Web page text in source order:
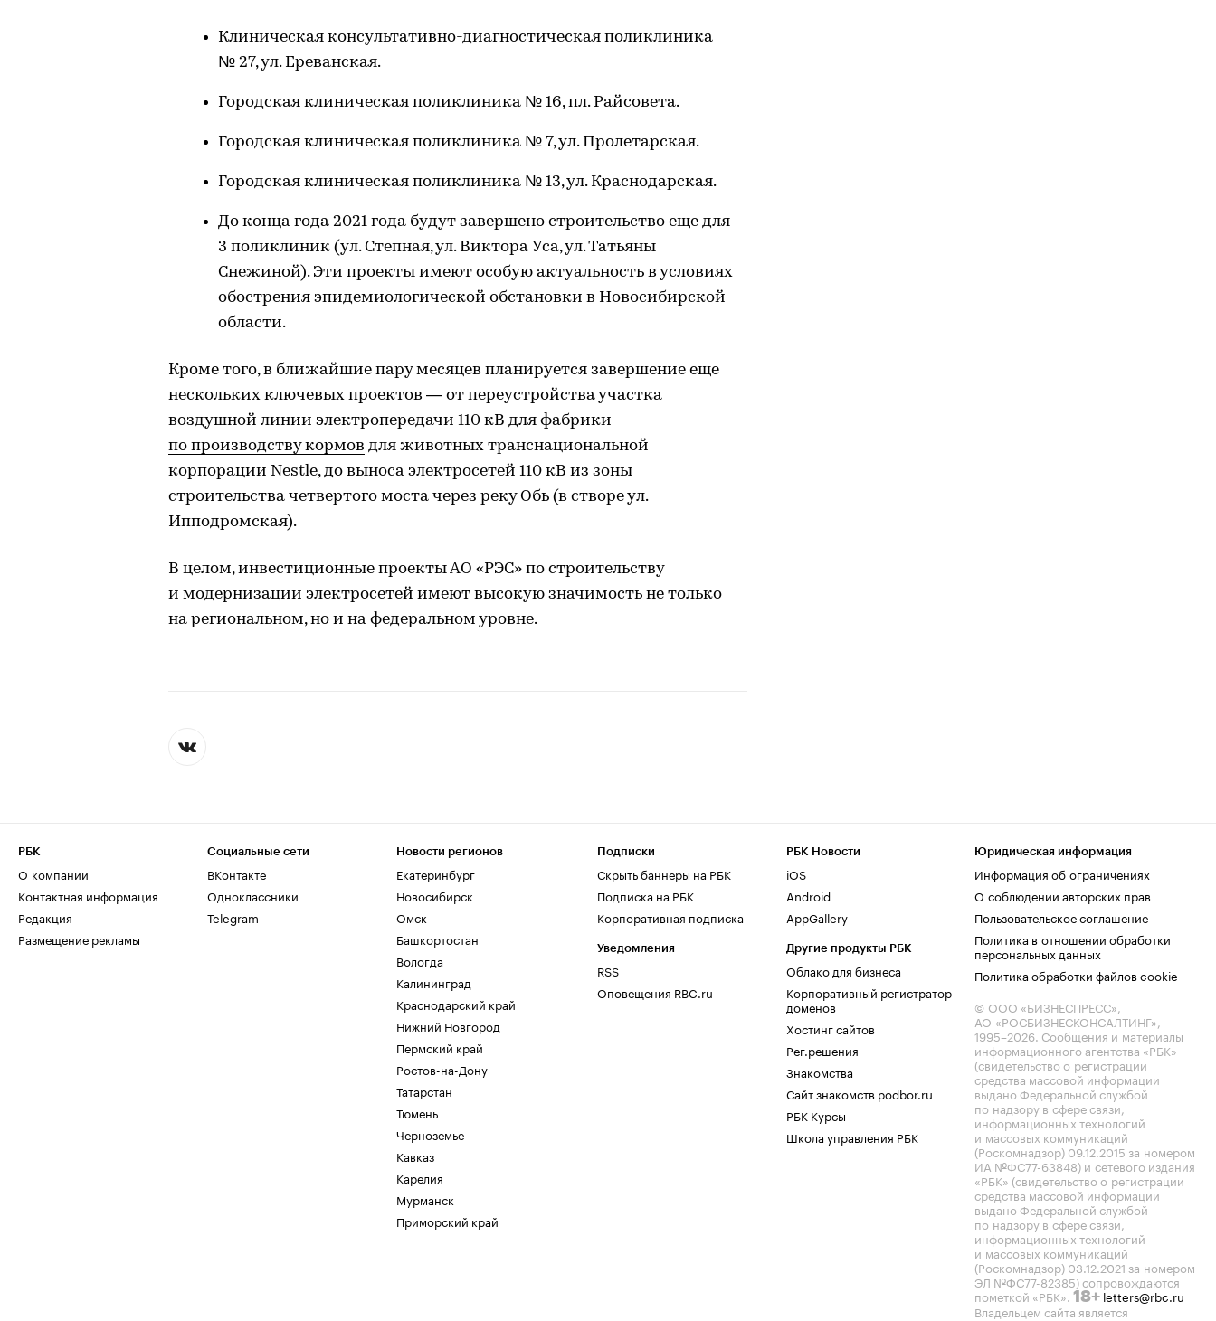
Клиническая консультативно-диагностическая поликлиника
№ 27, ул. Ереванская.
Городская клиническая поликлиника № 16, пл. Райсовета.
Городская клиническая поликлиника № 7, ул. Пролетарская.
Городская клиническая поликлиника № 13, ул. Краснодарская.
До конца года 2021 года будут завершено строительство еще для
3 поликлиник (ул. Степная, ул. Виктора Уса, ул. Татьяны
Снежиной). Эти проекты имеют особую актуальность в условиях
обострения эпидемиологической обстановки в Новосибирской
области.
Кроме того, в ближайшие пару месяцев планируется завершение еще
нескольких ключевых проектов — от переустройства участка
воздушной линии электропередачи 110 кВ для фабрики
по производству кормов для животных транснациональной
корпорации Nestle, до выноса электросетей 110 кВ из зоны
строительства четвертого моста через реку Обь (в створе ул.
Ипподромская).
В целом, инвестиционные проекты АО «РЭС» по строительству
и модернизации электросетей имеют высокую значимость не только
на региональном, но и на федеральном уровне.
РБК
О компании
Контактная информация
Редакция
Размещение рекламы
Социальные сети
ВКонтакте
Одноклассники
Telegram
Новости регионов
Екатеринбург
Новосибирск
Омск
Башкортостан
Вологда
Калининград
Краснодарский край
Нижний Новгород
Пермский край
Ростов-на-Дону
Татарстан
Тюмень
Черноземье
Кавказ
Карелия
Мурманск
Приморский край
Подписки
Скрыть баннеры на РБК
Подписка на РБК
Корпоративная подписка
Уведомления
RSS
Оповещения RBC.ru
РБК Новости
iOS
Android
AppGallery
Другие продукты РБК
Облако для бизнеса
Корпоративный регистратор
доменов
Хостинг сайтов
Рег.решения
Знакомства
Сайт знакомств podbor.ru
РБК Курсы
Школа управления РБК
Юридическая информация
Информация об ограничениях
О соблюдении авторских прав
Пользовательское соглашение
Политика в отношении обработки
персональных данных
Политика обработки файлов cookie
© ООО «БИЗНЕСПРЕСС»,
АО «РОСБИЗНЕСКОНСАЛТИНГ»,
1995–2026. Сообщения и материалы
информационного агентства «РБК»
(свидетельство о регистрации
средства массовой информации
выдано Федеральной службой
по надзору в сфере связи,
информационных технологий
и массовых коммуникаций
(Роскомнадзор) 09.12.2015 за номером
ИА №ФС77-63848) и сетевого издания
«РБК» (свидетельство о регистрации
средства массовой информации
выдано Федеральной службой
по надзору в сфере связи,
информационных технологий
и массовых коммуникаций
(Роскомнадзор) 03.12.2021 за номером
ЭЛ №ФС77-82385) сопровождаются
пометкой «РБК». 18+ letters@rbc.ru
Владельцем сайта является